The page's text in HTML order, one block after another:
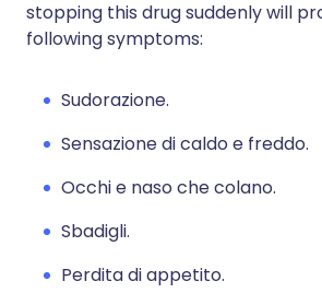
stopping this drug suddenly will
following symptoms:
Sudorazione.
Sensazione di caldo e freddo.
Occhi e naso che colano.
Sbadigli.
Perdita di appetito.